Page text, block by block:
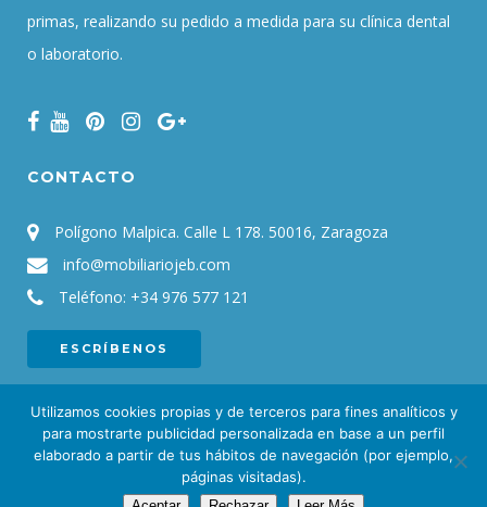
primas, realizando su pedido a medida para su clínica dental
o laboratorio.
CONTACTO
Polígono Malpica. Calle L 178. 50016, Zaragoza
info@mobiliariojeb.com
Teléfono: +34 976 577 121
ESCRÍBENOS
JEB. Mobiliario para clínicas y laboratorios dentales
Utilizamos cookies propias y de terceros para fines analíticos y
para mostrarte publicidad personalizada en base a un perfil
elaborado a partir de tus hábitos de navegación (por ejemplo,
páginas visitadas).